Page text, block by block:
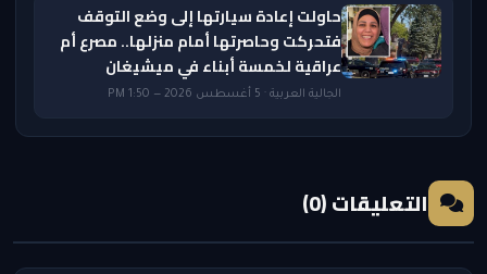
حاولت إعادة سيارتها إلى وضع التوقف
فتحركت وحاصرتها أمام منزلها.. مصرع أم
عراقية لخمسة أبناء في ميشيغان
الجالية العربية · 5 أغسطس 2026 — 1:50 PM
التعليقات (0)